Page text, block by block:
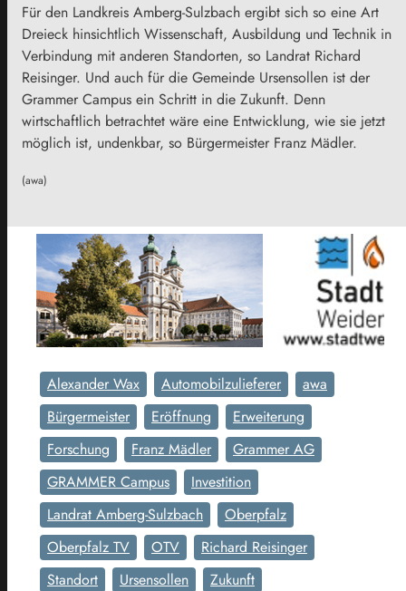
Für den Landkreis Amberg-Sulzbach ergibt sich so eine Art
Dreieck hinsichtlich Wissenschaft, Ausbildung und Technik in
Verbindung mit anderen Standorten, so Landrat Richard
Reisinger. Und auch für die Gemeinde Ursensollen ist der
Grammer Campus ein Schritt in die Zukunft. Denn
wirtschaftlich betrachtet wäre eine Entwicklung, wie sie jetzt
möglich ist, undenkbar, so Bürgermeister Franz Mädler.
(awa)
Alexander Wax Automobilzulieferer
awa
Bürgermeister
Eröffnung
Erweiterung
Forschung
Franz Mädler
Grammer AG
GRAMMER Campus
Investition
Landrat Amberg-Sulzbach
Oberpfalz
Oberpfalz TV
OTV
Richard Reisinger
Standort
Ursensollen Zukunft